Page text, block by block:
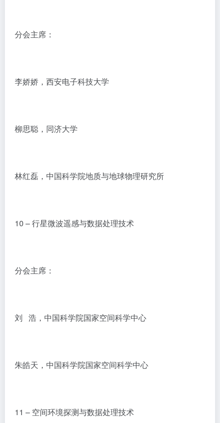
分会主席：
李娇娇，西安电子科技大学
柳思聪，同济大学
林红磊，中国科学院地质与地球物理研究所
10 – 行星微波遥感与数据处理技术
分会主席：
刘 浩，中国科学院国家空间科学中心
朱皓天，中国科学院国家空间科学中心
11 – 空间环境探测与数据处理技术